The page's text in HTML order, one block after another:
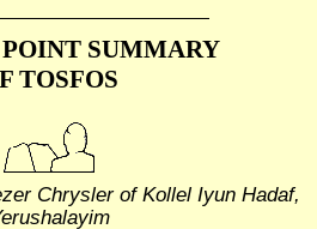
SUMMARY
TOSFOS
Chrysler of Kollel Iyun Hadaf,